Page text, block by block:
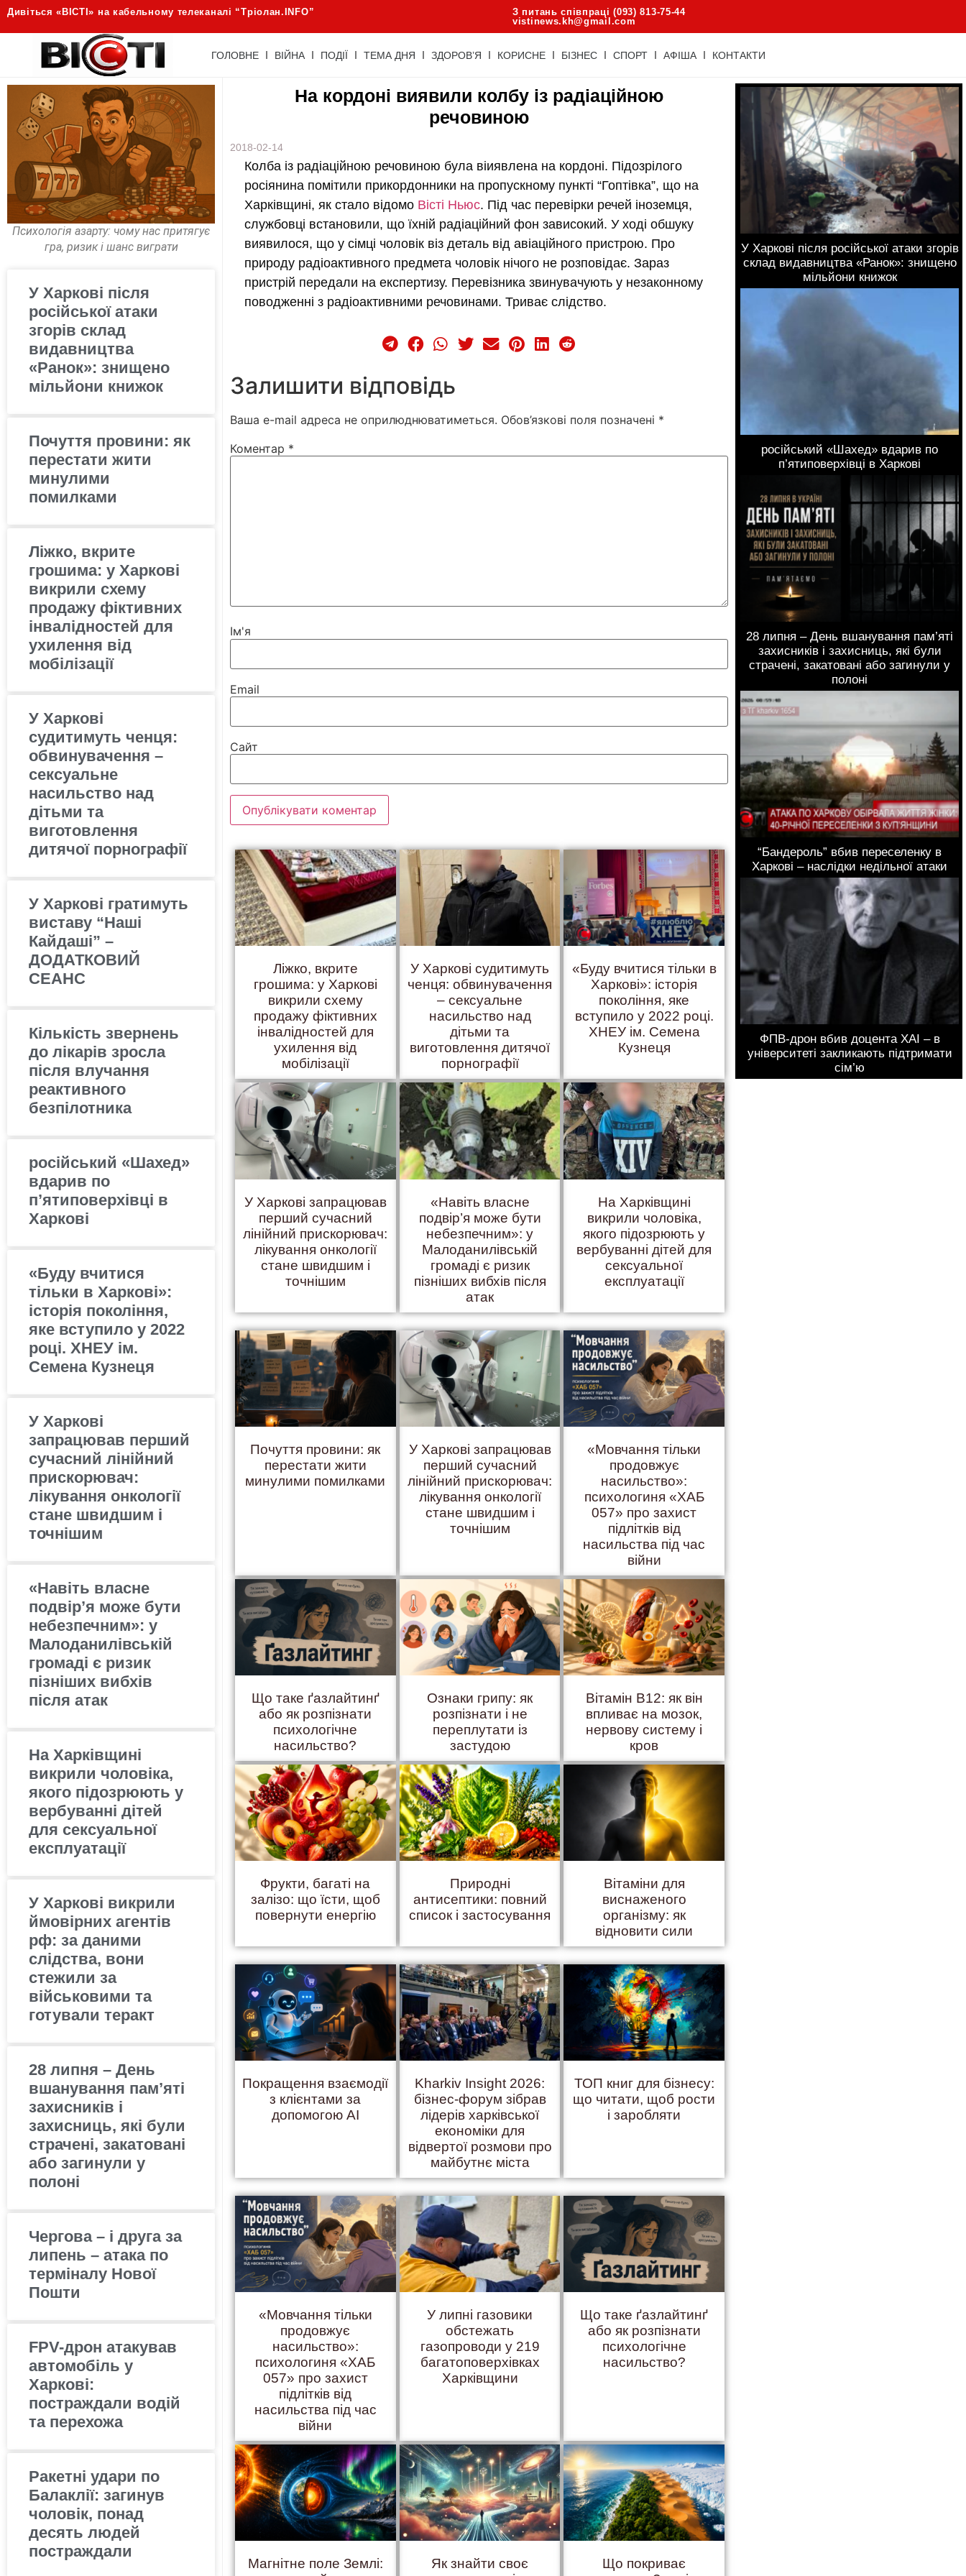
Дивіться «ВІСТІ» на кабельному телеканалі “Трiолан.INFO”
З питань співпраці (093) 813-75-44
vistinews.kh@gmail.com
ГОЛОВНЕ ВІЙНА ПОДІЇ ТЕМА ДНЯ ЗДОРОВ’Я КОРИСНЕ БІЗНЕС СПОРТ АФІША КОНТАКТИ
Психологія азарту: чому нас притягує
гра, ризик і шанс виграти
У Харкові після
російської атаки
згорів склад
видавництва
«Ранок»: знищено
мільйони книжок
Почуття провини: як
перестати жити
минулими
помилками
Ліжко, вкрите
грошима: у Харкові
викрили схему
продажу фіктивних
інвалідностей для
ухилення від
мобілізації
У Харкові
судитимуть ченця:
обвинувачення –
сексуальне
насильство над
дітьми та
виготовлення
дитячої порнографії
У Харкові гратимуть
виставу “Наші
Кайдаші” –
ДОДАТКОВИЙ
СЕАНС
Кількість звернень
до лікарів зросла
після влучання
реактивного
безпілотника
російський «Шахед»
вдарив по
п’ятиповерхівці в
Харкові
«Буду вчитися
тільки в Харкові»:
історія покоління,
яке вступило у 2022
році. ХНЕУ ім.
Семена Кузнеця
У Харкові
запрацював перший
сучасний лінійний
прискорювач:
лікування онкології
стане швидшим і
точнішим
«Навіть власне
подвір’я може бути
небезпечним»: у
Малоданилівській
громаді є ризик
пізніших вибхів
після атак
На Харківщині
викрили чоловіка,
якого підозрюють у
вербуванні дітей
для сексуальної
експлуатації
У Харкові викрили
ймовірних агентів
рф: за даними
слідства, вони
стежили за
військовими та
готували теракт
28 липня – День
вшанування пам’яті
захисників і
захисниць, які були
страчені, закатовані
або загинули у
полоні
Чергова – і друга за
липень – атака по
терміналу Нової
Пошти
FPV-дрон атакував
автомобіль у
Харкові:
постраждали водій
та перехожа
Ракетні удари по
Балаклії: загинув
чоловік, понад
десять людей
постраждали
На кордоні виявили колбу із радіаційною
речовиною
2018-02-14
Колба із радіаційною речовиною була віиявлена на кордоні. Підозрілого
росіянина помітили прикордонники на пропускному пункті “Гоптівка”, що на
Харківщині, як стало відомо Вісті Ньюс. Під час перевірки речей іноземця,
службовці встановили, що їхній радіаційний фон зависокий. У ході обшуку
виявилося, що у сімці чоловік віз деталь від авіаційного пристрою. Про
природу радіоактивного предмета чоловік нічого не розповідає. Зараз
пристрій передали на експертизу. Перевізника звинувачують у незаконному
поводженні з радіоактивними речовинами. Триває слідство.
Залишити відповідь
Ваша e-mail адреса не оприлюднюватиметься. Обов’язкові поля позначені *
Коментар *
Ім'я
Email
Сайт
Ліжко, вкрите
грошима: у Харкові
викрили схему
продажу фіктивних
інвалідностей для
ухилення від
мобілізації
У Харкові судитимуть
ченця: обвинувачення
– сексуальне
насильство над
дітьми та
виготовлення дитячої
порнографії
«Буду вчитися тільки в
Харкові»: історія
покоління, яке
вступило у 2022 році.
ХНЕУ ім. Семена
Кузнеця
У Харкові запрацював
перший сучасний
лінійний прискорювач:
лікування онкології
стане швидшим і
точнішим
«Навіть власне
подвір’я може бути
небезпечним»: у
Малоданилівській
громаді є ризик
пізніших вибхів після
атак
На Харківщині
викрили чоловіка,
якого підозрюють у
вербуванні дітей для
сексуальної
експлуатації
Почуття провини: як
перестати жити
минулими помилками
У Харкові запрацював
перший сучасний
лінійний прискорювач:
лікування онкології
стане швидшим і
точнішим
«Мовчання тільки
продовжує
насильство»:
психологиня «ХАБ
057» про захист
підлітків від
насильства під час
війни
Що таке ґазлайтинґ
або як розпізнати
психологічне
насильство?
Ознаки грипу: як
розпізнати і не
переплутати із
застудою
Вітамін B12: як він
впливає на мозок,
нервову систему і
кров
Фрукти, багаті на
залізо: що їсти, щоб
повернути енергію
Природні
антисептики: повний
список і застосування
Вітаміни для
виснаженого
організму: як
відновити сили
Покращення взаємодії
з клієнтами за
допомогою AI
Kharkiv Insight 2026:
бізнес-форум зібрав
лідерів харківської
економіки для
відвертої розмови про
майбутнє міста
ТОП книг для бізнесу:
що читати, щоб рости
і заробляти
«Мовчання тільки
продовжує
насильство»:
психологиня «ХАБ
057» про захист
підлітків від
насильства під час
війни
У липні газовики
обстежать
газопроводи у 219
багатоповерхівках
Харківщини
Що таке ґазлайтинґ
або як розпізнати
психологічне
насильство?
Магнітне поле Землі:
Як знайти своє
Що покриває
У Харкові після російської атаки згорів
склад видавництва «Ранок»: знищено
мільйони книжок
російський «Шахед» вдарив по
п’ятиповерхівці в Харкові
28 липня – День вшанування пам’яті
захисників і захисниць, які були
страчені, закатовані або загинули у
полоні
“Бандероль” вбив переселенку в
Харкові – наслідки недільної атаки
ФПВ-дрон вбив доцента ХАІ – в
університеті закликають підтримати
сім’ю